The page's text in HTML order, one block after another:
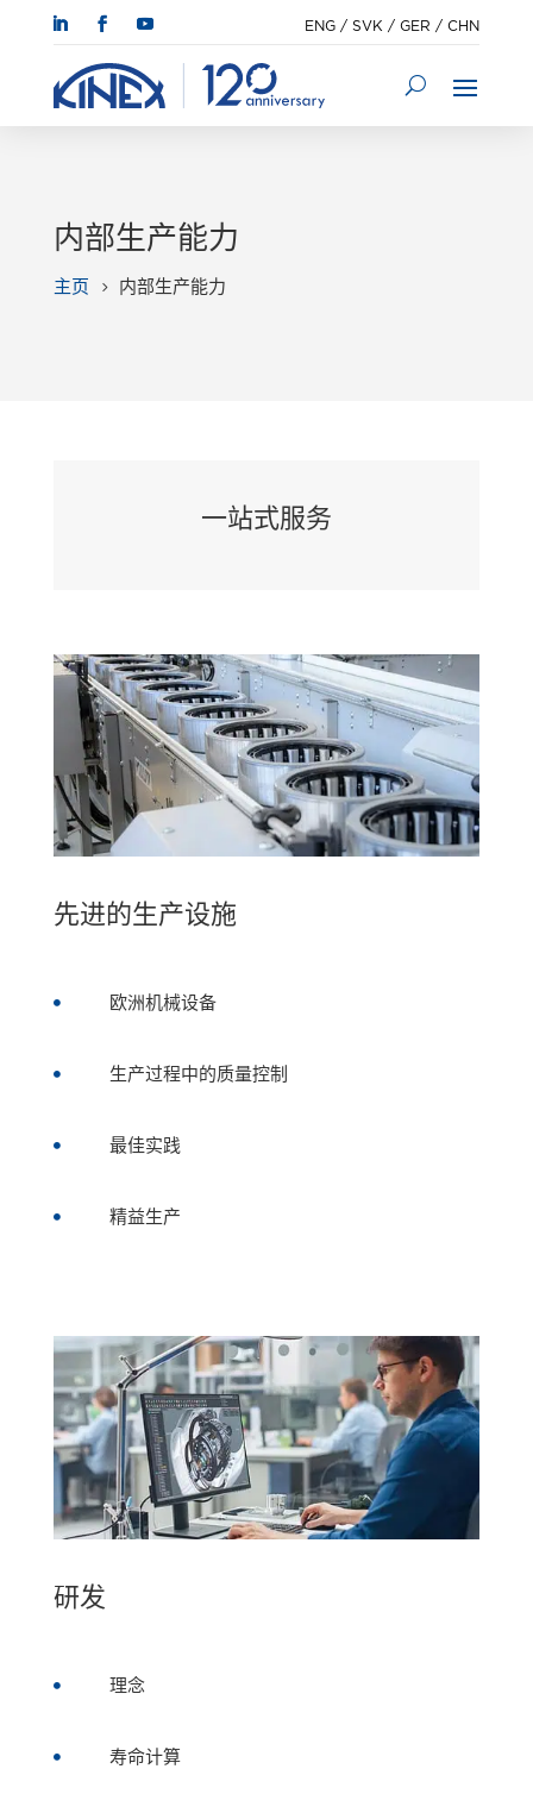
ENG /SVK /GER /CHN
内部生产能力
主页 5 内部生产能力
一站式服务
先进的生产设施
 欧洲机械设备
 生产过程中的质量控制
 最佳实践
 精益生产
研发
 理念
 寿命计算